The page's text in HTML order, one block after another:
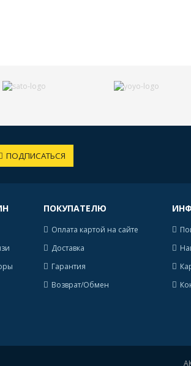
ПОДПИСАТЬСЯ
ПОКУПАТЕЛЮ
Оплата картой на сайте
Доставка
Гарантия
Возврат/Обмен